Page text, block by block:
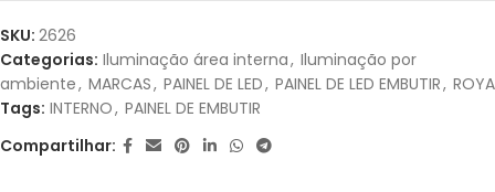
JUROS
2X DE R$28,90 SEM
JUROS
SKU: 2626
Categorias: Iluminação área interna, Iluminação por
ambiente, MARCAS, PAINEL DE LED, PAINEL DE LED EMBUTIR, ROYA
Tags: INTERNO, PAINEL DE EMBUTIR
Compartilhar: